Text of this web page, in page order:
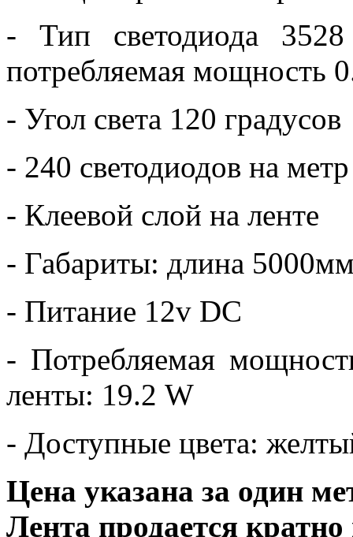
- Тип светодиода
потребляемая мощность
- Угол света 120 градусов
- 240 светодиодов на метр
- Клеевой слой на ленте
- Габариты: длина
- Питание 12v DC
- Потребляемая
ленты: 19.2 W
- Доступные цвета:
Цена указана за один
Лента продается кратно